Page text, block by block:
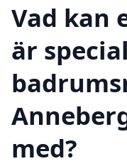
Vad kan
är
med?